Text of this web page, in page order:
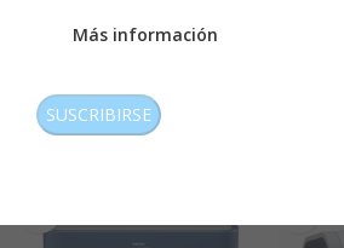
para salas de Resonancia
Magnética MR400
Más información